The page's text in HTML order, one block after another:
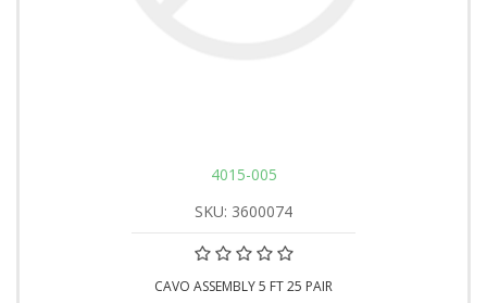
4015-005
SKU: 3600074
CAVO ASSEMBLY 5 FT 25 PAIR